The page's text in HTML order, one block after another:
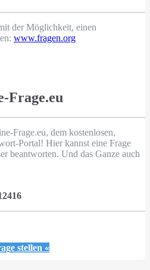
der Möglichkeit, einen
www.fragen.org
Frage.eu
Frage.eu, dem kostenlosen,
Portal! Hier kannst eine Frage
beantworten. Und das Ganze auch
stellen «